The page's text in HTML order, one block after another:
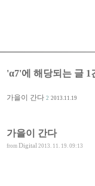
'α7'에 해당되는 글 1
가을이 간다 2 2013.11.19
가을이 간다
from Digital 2013. 11. 19. 09:13